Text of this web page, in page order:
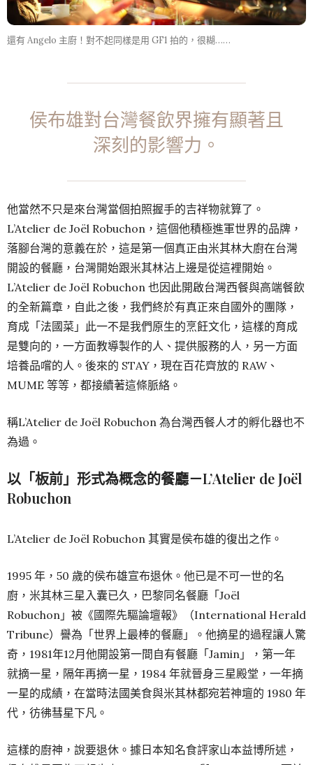
還有 Angelo 主廚！對不起同樣是用 GF1 拍的，很糊……
侯布雄對台灣餐飲界擁有顯著且
深刻的影響力。
他當然不只是來台灣當個拍照握手的吉祥物就算了。
L’Atelier de Joël Robuchon，這個他積極進軍世界的品牌，
落腳台灣的意義在於，這是第一個真正由米其林大廚在台灣
開設的餐廳，台灣開始跟米其林沾上邊是從這裡開始。
L’Atelier de Joël Robuchon 也因此開啟台灣西餐與高端餐飲
的全新篇章，自此之後，我們終於有真正來自國外的團隊，
育成「法國菜」此一不是我們原生的烹飪文化，這樣的育成
是雙向的，一方面教導製作的人、提供服務的人，另一方面
培養品嚐的人。後來的 STAY，現在百花齊放的 RAW、
MUME 等等，都接續著這條脈絡。
稱L’Atelier de Joël Robuchon 為台灣西餐人才的孵化器也不
為過。
以「板前」形式為概念的餐廳－L’Atelier de Joël
Robuchon
L’Atelier de Joël Robuchon 其實是侯布雄的復出之作。
1995 年，50 歲的侯布雄宣布退休。他已是不可一世的名
廚，米其林三星入囊已久，巴黎同名餐廳「Joël
Robuchon」被《國際先驅論壇報》（International Herald
Tribune）譽為「世界上最棒的餐廳」。他摘星的過程讓人驚
奇，1981年12月他開設第一間自有餐廳「Jamin」，第一年
就摘一星，隔年再摘一星，1984 年就晉身三星殿堂，一年摘
一星的成績，在當時法國美食與米其林都宛若神壇的 1980 年
代，彷彿彗星下凡。
這樣的廚神，說要退休。據日本知名食評家山本益博所述，